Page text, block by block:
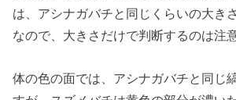
は、アシナガバチと同じくらいの大き
なので、大きさだけで判断するのは注
体の色の面では、アシナガバチと同じ